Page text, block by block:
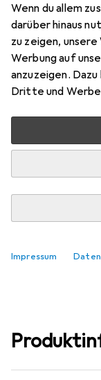
Wenn du allem
darüber hinaus
zu zeigen,
Werbung auf
anzuzeigen.
Dritte und
Impressum
Preis in EUR inkl.
Bewertungen
Zwischen Fr,
Mehr als 10
Lieferort
kostenloser